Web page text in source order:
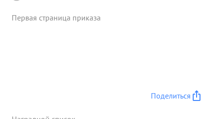
Первая страница приказа
Поделиться